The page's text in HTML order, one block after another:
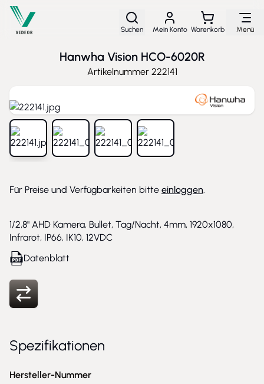
Direkt zum Inhalt
Suchen Mein Konto Warenkorb Menü
Hanwha Vision HCO-6020R
Artikelnummer 222141
1/2,8" AHD Kamera, Bullet, Tag/Nacht, 4mm, 1920x1080,
Infrarot, IP66, IK10, 12VDC
Für Preise und Verfügbarkeiten bitte einloggen.
Datenblatt
View larger imageView larger imageView larger image
Spezifikationen
Hersteller-Nummer